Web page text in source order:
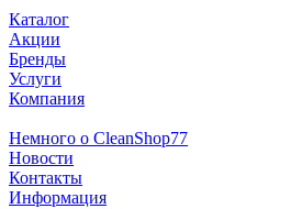
Каталог
Акции
Бренды
Услуги
Компания
Немного о CleanShop77
Новости
Контакты
Информация